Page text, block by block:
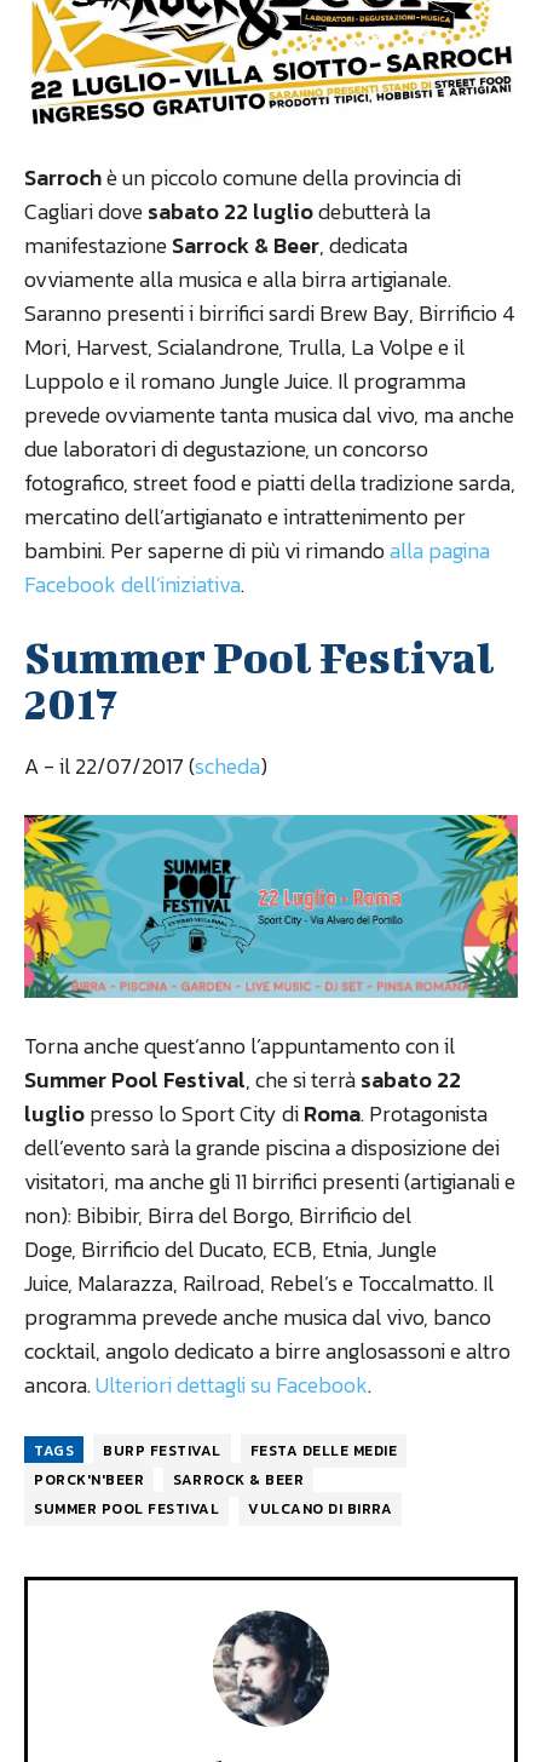
Sarrochè un piccolo comune della provincia di
Cagliari dovesabato 22 lugliodebutterà la
manifestazioneSarrock & Beer, dedicata
ovviamente alla musica e alla birra artigianale.
Saranno presenti i birrifici sardi Brew Bay, Birrificio 4
Mori, Harvest, Scialandrone, Trulla, La Volpe e il
Luppolo e il romano Jungle Juice. Il programma
prevede ovviamente tanta musica dal vivo, ma anche
due laboratori di degustazione, un concorso
fotografico, street food e piatti della tradizione sarda,
mercatino dell’artigianato e intrattenimento per
bambini. Per saperne di più vi rimandoalla pagina
Facebook dell’iniziativa.
Summer Pool Festival
2017
A- il 22/07/2017 (scheda)
Torna anche quest’anno l’appuntamento con il
Summer Pool Festival, che si terràsabato 22
lugliopresso lo Sport City diRoma. Protagonista
dell’evento sarà la grande piscina a disposizione dei
visitatori, ma anche gli 11 birrifici presenti (artigianali e
non): Bibibir, Birra del Borgo, Birrificio del
Doge, Birrificio del Ducato, ECB, Etnia, Jungle
Juice, Malarazza, Railroad, Rebel’s e Toccalmatto. Il
programma prevede anche musica dal vivo, banco
cocktail, angolo dedicato a birre anglosassoni e altro
ancora.Ulteriori dettagli su Facebook.
TAGS BURP FESTIVAL
FESTA DELLE MEDIE
PORCK'N'BEER
SARROCK & BEER
SUMMER POOL FESTIVAL
VULCANO DI BIRRA